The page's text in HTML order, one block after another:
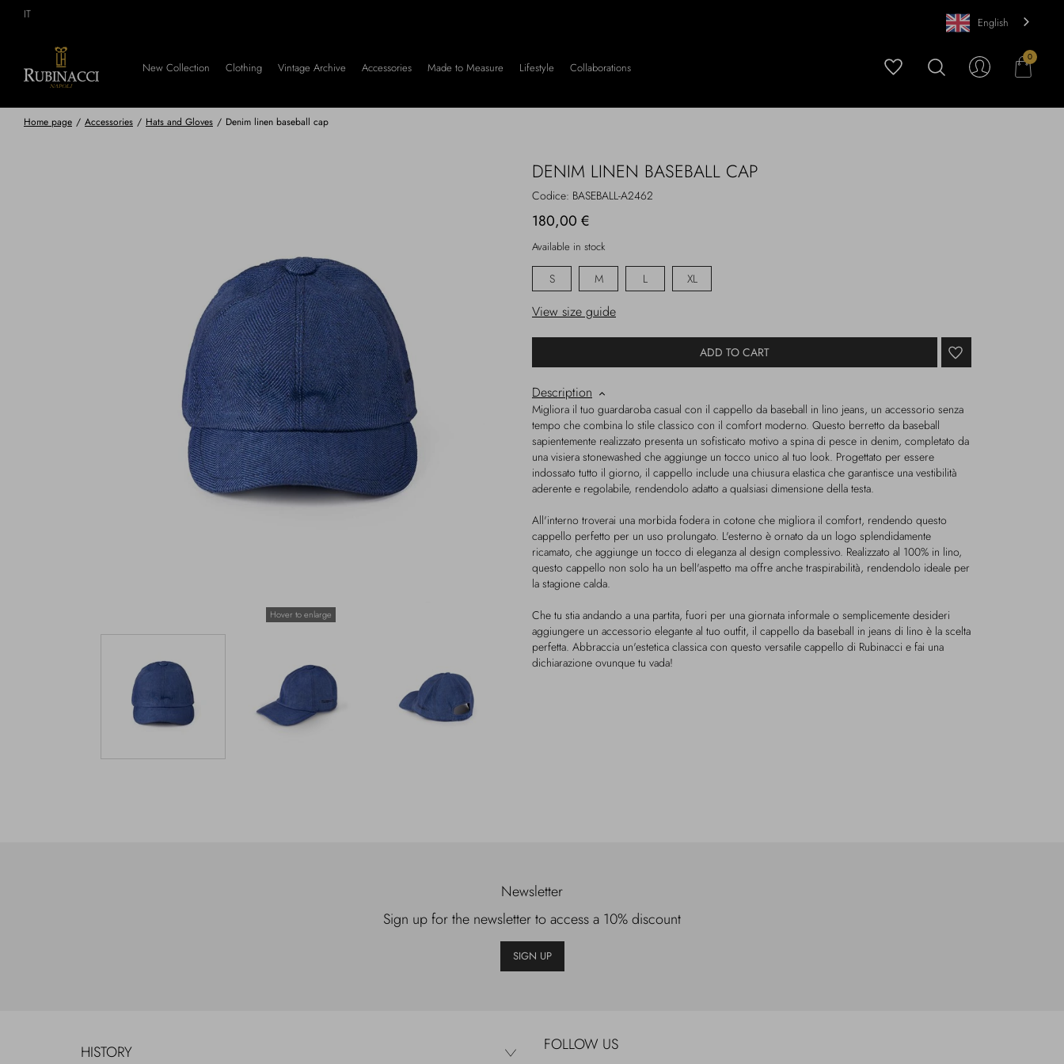
IT
English
New Collection Clothing Vintage Archive Accessories Made to Measure Lifestyle Collaborations
0
Home page / Accessories / Hats and Gloves / Denim linen baseball cap
Hover to enlarge
DENIM LINEN BASEBALL CAP
Codice: BASEBALL-A2462
180,00 €
Available in stock
S M L XL
View size guide
ADD TO CART
Description
Migliora il tuo guardaroba casual con il cappello da baseball in lino jeans, un accessorio senza
tempo che combina lo stile classico con il comfort moderno. Questo berretto da baseball
sapientemente realizzato presenta un sofisticato motivo a spina di pesce in denim, completato da
una visiera stonewashed che aggiunge un tocco unico al tuo look. Progettato per essere
indossato tutto il giorno, il cappello include una chiusura elastica che garantisce una vestibilità
aderente e regolabile, rendendolo adatto a qualsiasi dimensione della testa.
All'interno troverai una morbida fodera in cotone che migliora il comfort, rendendo questo
cappello perfetto per un uso prolungato. L'esterno è ornato da un logo splendidamente
ricamato, che aggiunge un tocco di eleganza al design complessivo. Realizzato al 100% in lino,
questo cappello non solo ha un bell'aspetto ma offre anche traspirabilità, rendendolo ideale per
la stagione calda.
Che tu stia andando a una partita, fuori per una giornata informale o semplicemente desideri
aggiungere un accessorio elegante al tuo outfit, il cappello da baseball in jeans di lino è la scelta
perfetta. Abbraccia un'estetica classica con questo versatile cappello di Rubinacci e fai una
dichiarazione ovunque tu vada!
Newsletter
Sign up for the newsletter to access a 10% discount
SIGN UP
HISTORY FOLLOW US